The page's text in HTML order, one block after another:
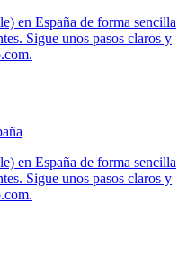
en España de forma sencilla
Sigue unos pasos claros y
en España de forma sencilla
Sigue unos pasos claros y